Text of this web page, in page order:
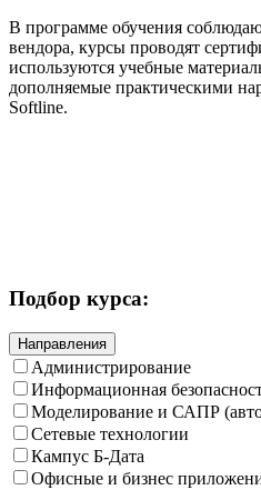
В программе обучения
вендора, курсы проводят
используются учебные
дополняемые практическими
Softline.
Подбор курса:
Направления
Администрирование
Информационная
Моделирование и САПР
Сетевые технологии
Кампус Б-Дата
Офисные и бизнес